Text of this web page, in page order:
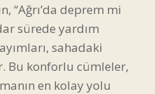
“Ağrı’da deprem mi
sürede yardım
sahadaki
Bu konforlu cümleler,
en kolay yolu